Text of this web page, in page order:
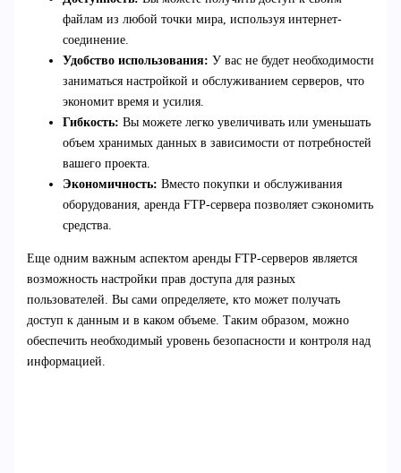
файлам из любой точки мира, используя интернет-
соединение.
Удобство использования: У вас не будет необходимости
заниматься настройкой и обслуживанием серверов, что
экономит время и усилия.
Гибкость: Вы можете легко увеличивать или уменьшать
объем хранимых данных в зависимости от потребностей
вашего проекта.
Экономичность: Вместо покупки и обслуживания
оборудования, аренда FTP-сервера позволяет сэкономить
средства.
Еще одним важным аспектом аренды FTP-серверов является
возможность настройки прав доступа для разных
пользователей. Вы сами определяете, кто может получать
доступ к данным и в каком объеме. Таким образом, можно
обеспечить необходимый уровень безопасности и контроля над
информацией.